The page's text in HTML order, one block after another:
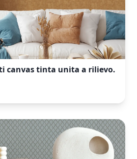
canvas tinta unita a rilievo.